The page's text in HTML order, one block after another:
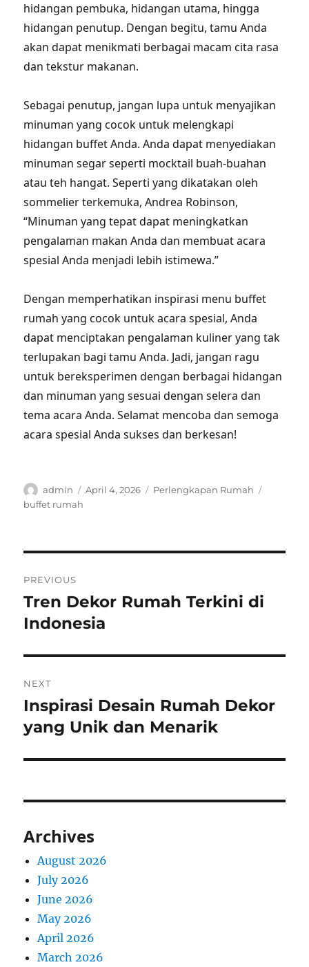
hidangan pembuka, hidangan utama, hingga
hidangan penutup. Dengan begitu, tamu Anda
akan dapat menikmati berbagai macam cita rasa
dan tekstur makanan.
Sebagai penutup, jangan lupa untuk menyajikan
minuman yang cocok untuk melengkapi
hidangan buffet Anda. Anda dapat menyediakan
minuman segar seperti mocktail buah-buahan
atau teh hangat. Seperti yang dikatakan oleh
sommelier terkemuka, Andrea Robinson,
“Minuman yang tepat dapat meningkatkan
pengalaman makan Anda dan membuat acara
spesial Anda menjadi lebih istimewa.”
Dengan memperhatikan inspirasi menu buffet
rumah yang cocok untuk acara spesial, Anda
dapat menciptakan pengalaman kuliner yang tak
terlupakan bagi tamu Anda. Jadi, jangan ragu
untuk bereksperimen dengan berbagai hidangan
dan minuman yang sesuai dengan selera dan
tema acara Anda. Selamat mencoba dan semoga
acara spesial Anda sukses dan berkesan!
Author
admin
Posted
April 4, 2026 Categories
Perlengkapan Rumah
buffet rumah
navigation
PREVIOUS
Previous
post:
Tren Dekor Rumah Terkini di
Indonesia
NEXT
Next
post:
Inspirasi Desain Rumah Dekor
yang Unik dan Menarik
Archives
August 2026
July 2026
June 2026
May 2026
April 2026
March 2026